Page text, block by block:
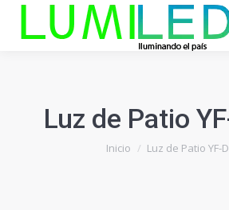
Luz de Patio
Estás aquí:
Inicio Luz de Patio YF-